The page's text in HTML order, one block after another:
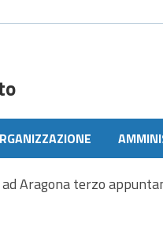
Aragona terzo